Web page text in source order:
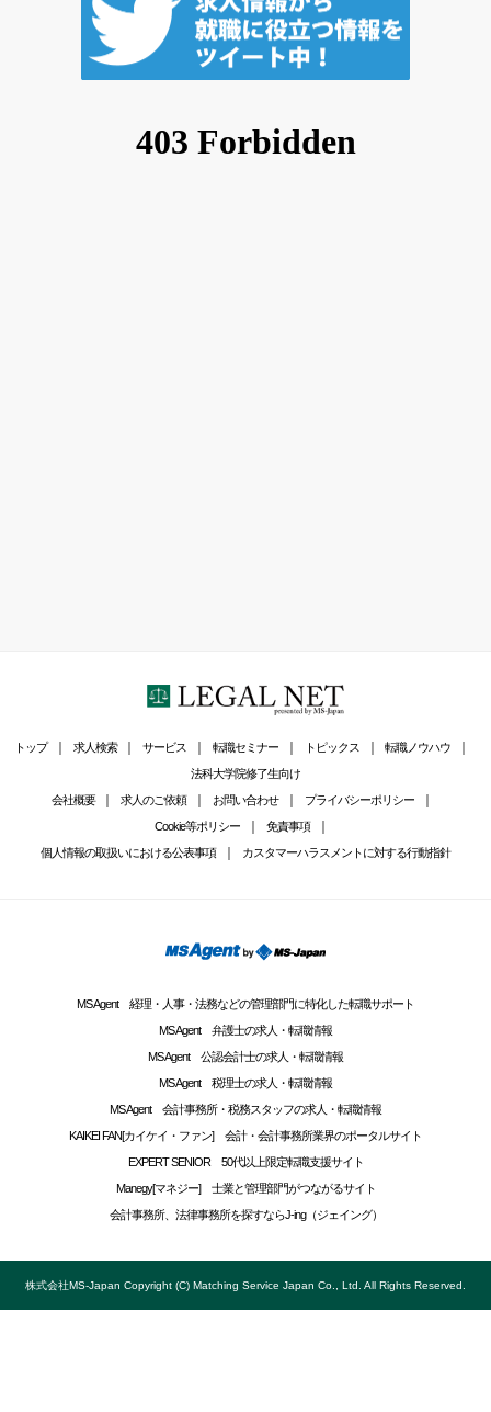
トップ 求人検索 サービス 転職セミナー トピックス
転職ノウハウ
法科大学院修了生向け
会社概要
求人のご依頼 お問い合わせ
プライバシーポリシー
Cookie等ポリシー
免責事項
個人情報の取扱いにおける公表事項
カスタマーハラスメントに対する行動指針
MS Agent 経理・人事・法務などの管理部門に特化した転職サポート
MS Agent 弁護士の求人・転職情報
MS Agent 公認会計士の求人・転職情報
MS Agent 税理士の求人・転職情報
MS Agent 会計事務所・税務スタッフの求人・転職情報
KAIKEI FAN[カイケイ・ファン] 会計・会計事務所業界のポータルサイト
EXPERT SENIOR 50代以上限定転職支援サイト
Manegy[マネジー] 士業と管理部門がつながるサイト
会計事務所、法律事務所を探すならJ-ing（ジェイング）
株式会社MS-Japan Copyright (C) Matching Service Japan Co., Ltd. All Rights Reserved.